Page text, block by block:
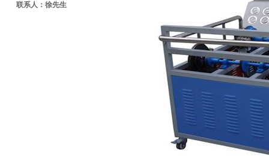
联系人：徐先生